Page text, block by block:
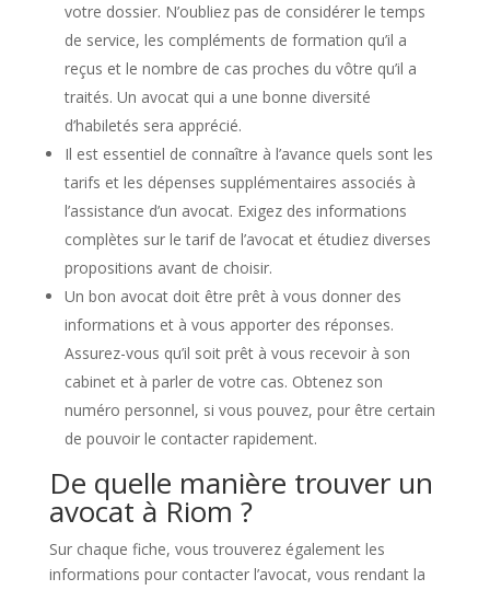
votre dossier. N’oubliez pas de considérer le temps
de service, les compléments de formation qu’il a
reçus et le nombre de cas proches du vôtre qu’il a
traités. Un avocat qui a une bonne diversité
d’habiletés sera apprécié.
Il est essentiel de connaître à l’avance quels sont les
tarifs et les dépenses supplémentaires associés à
l’assistance d’un avocat. Exigez des informations
complètes sur le tarif de l’avocat et étudiez diverses
propositions avant de choisir.
Un bon avocat doit être prêt à vous donner des
informations et à vous apporter des réponses.
Assurez-vous qu’il soit prêt à vous recevoir à son
cabinet et à parler de votre cas. Obtenez son
numéro personnel, si vous pouvez, pour être certain
de pouvoir le contacter rapidement.
De quelle manière trouver un
avocat à Riom ?
Sur chaque fiche, vous trouverez également les
informations pour contacter l’avocat, vous rendant la